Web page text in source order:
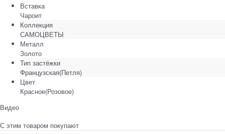
Вставка
Чароит
Коллекция
САМОЦВЕТЫ
Металл
Золото
Тип застёжки
Французская(Петля)
Цвет
Красное(Розовое)
Видео
С этим товаром покупают